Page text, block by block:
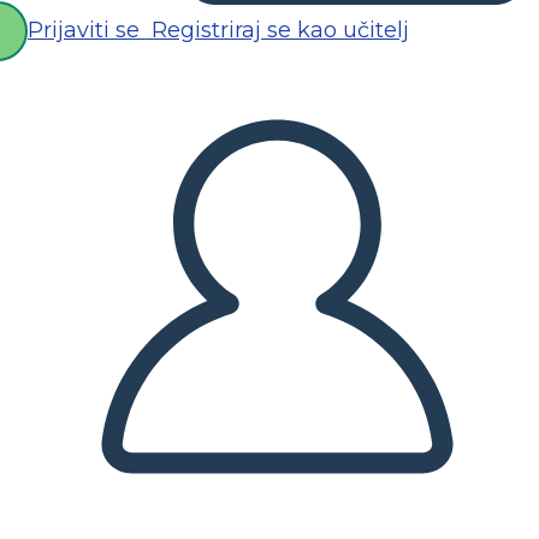
Prijaviti se Registriraj se kao učitelj